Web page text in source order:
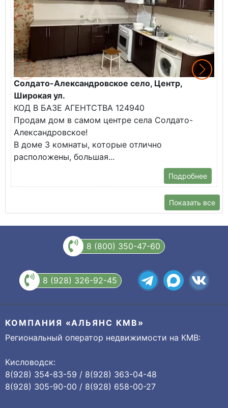
Солдато-Александровское село, Центр,
Широкая ул.
КОД В БАЗЕ АГЕНТСТВА 124940
Продам дом в самом центре села Солдато-
Александровское!
В доме 3 комнаты, которые отлично
расположены, большая...
Подробнее
Показать все
8 (800) 350-47-60
8 (928) 326-92-45
КОМПАНИЯ «АЛЬЯНС КМВ»
Региональный оператор недвижимости на КМВ:
Кисловодск:
8(928) 354-83-59 / 8(928) 363-04-48
8(928) 305-90-00 / 8(928) 658-00-27